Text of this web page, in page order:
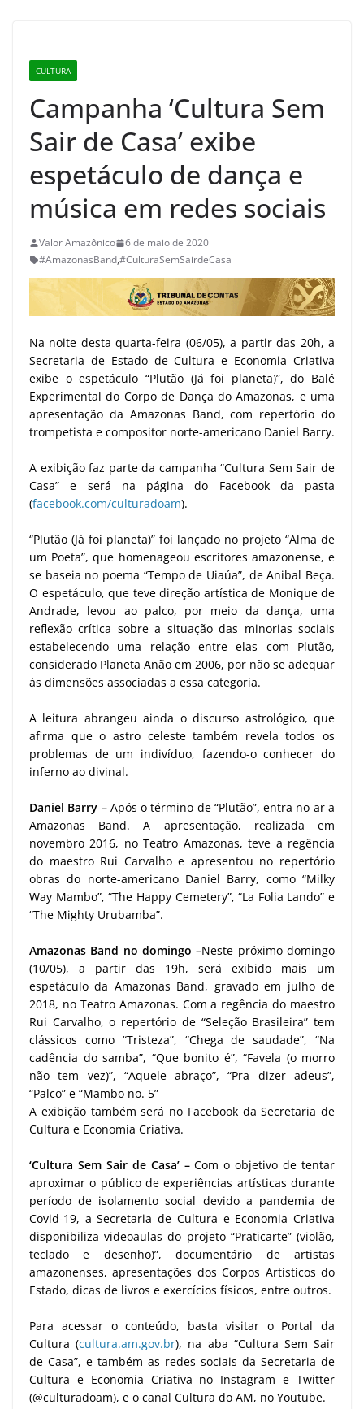
CULTURA
Campanha ‘Cultura Sem
Sair de Casa’ exibe
espetáculo de dança e
música em redes sociais
Valor Amazônico
6 de maio de 2020
#AmazonasBand,#CulturaSemSairdeCasa
Na noite desta quarta-feira (06/05), a partir das 20h, a
Secretaria de Estado de Cultura e Economia Criativa
exibe o espetáculo “Plutão (Já foi planeta)”, do Balé
Experimental do Corpo de Dança do Amazonas, e uma
apresentação da Amazonas Band, com repertório do
trompetista e compositor norte-americano Daniel Barry.
A exibição faz parte da campanha “Cultura Sem Sair de
Casa” e será na página do Facebook da pasta
(facebook.com/culturadoam).
“Plutão (Já foi planeta)” foi lançado no projeto “Alma de
um Poeta”, que homenageou escritores amazonense, e
se baseia no poema “Tempo de Uiaúa”, de Anibal Beça.
O espetáculo, que teve direção artística de Monique de
Andrade, levou ao palco, por meio da dança, uma
reflexão crítica sobre a situação das minorias sociais
estabelecendo uma relação entre elas com Plutão,
considerado Planeta Anão em 2006, por não se adequar
às dimensões associadas a essa categoria.
A leitura abrangeu ainda o discurso astrológico, que
afirma que o astro celeste também revela todos os
problemas de um indivíduo, fazendo-o conhecer do
inferno ao divinal.
Daniel Barry – Após o término de “Plutão”, entra no ar a
Amazonas Band. A apresentação, realizada em
novembro 2016, no Teatro Amazonas, teve a regência
do maestro Rui Carvalho e apresentou no repertório
obras do norte-americano Daniel Barry, como “Milky
Way Mambo”, “The Happy Cemetery”, “La Folia Lando” e
“The Mighty Urubamba”.
Amazonas Band no domingo –Neste próximo domingo
(10/05), a partir das 19h, será exibido mais um
espetáculo da Amazonas Band, gravado em julho de
2018, no Teatro Amazonas. Com a regência do maestro
Rui Carvalho, o repertório de “Seleção Brasileira” tem
clássicos como “Tristeza”, “Chega de saudade”, “Na
cadência do samba”, “Que bonito é”, “Favela (o morro
não tem vez)”, “Aquele abraço”, “Pra dizer adeus”,
“Palco” e “Mambo no. 5”
A exibição também será no Facebook da Secretaria de
Cultura e Economia Criativa.
‘Cultura Sem Sair de Casa’ –Com o objetivo de tentar
aproximar o público de experiências artísticas durante
período de isolamento social devido a pandemia de
Covid-19, a Secretaria de Cultura e Economia Criativa
disponibiliza videoaulas do projeto “Praticarte” (violão,
teclado e desenho)”, documentário de artistas
amazonenses, apresentações dos Corpos Artísticos do
Estado, dicas de livros e exercícios físicos, entre outros.
Para acessar o conteúdo, basta visitar o Portal da
Cultura (cultura.am.gov.br), na aba “Cultura Sem Sair
de Casa”, e também as redes sociais da Secretaria de
Cultura e Economia Criativa no Instagram e Twitter
(@culturadoam), e o canal Cultura do AM, no Youtube.